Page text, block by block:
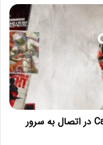
Call of Duty: Black Ops - Cold War در اتصال به سرور